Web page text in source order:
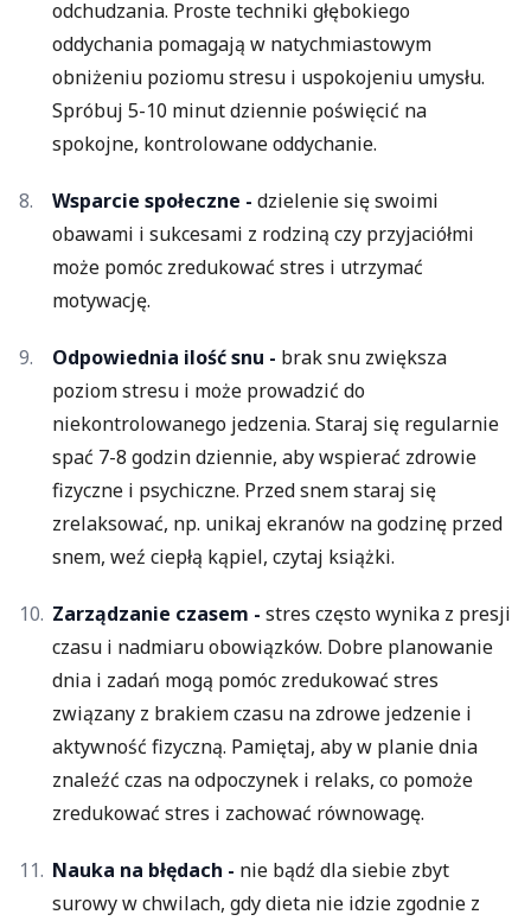
odchudzania. Proste techniki głębokiego
oddychania pomagają w natychmiastowym
obniżeniu poziomu stresu i uspokojeniu umysłu.
Spróbuj 5-10 minut dziennie poświęcić na
spokojne, kontrolowane oddychanie.
Wsparcie społeczne - dzielenie się swoimi
obawami i sukcesami z rodziną czy przyjaciółmi
może pomóc zredukować stres i utrzymać
motywację.
Odpowiednia ilość snu - brak snu zwiększa
poziom stresu i może prowadzić do
niekontrolowanego jedzenia. Staraj się regularnie
spać 7-8 godzin dziennie, aby wspierać zdrowie
fizyczne i psychiczne. Przed snem staraj się
zrelaksować, np. unikaj ekranów na godzinę przed
snem, weź ciepłą kąpiel, czytaj książki.
Zarządzanie czasem - stres często wynika z presji
czasu i nadmiaru obowiązków. Dobre planowanie
dnia i zadań mogą pomóc zredukować stres
związany z brakiem czasu na zdrowe jedzenie i
aktywność fizyczną. Pamiętaj, aby w planie dnia
znaleźć czas na odpoczynek i relaks, co pomoże
zredukować stres i zachować równowagę.
Nauka na błędach - nie bądź dla siebie zbyt
surowy w chwilach, gdy dieta nie idzie zgodnie z